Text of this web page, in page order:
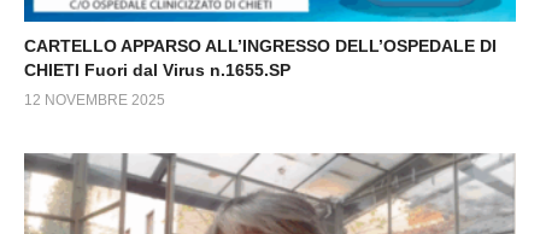
CARTELLO APPARSO ALL’INGRESSO DELL’OSPEDALE DI
CHIETI Fuori dal Virus n.1655.SP
12 NOVEMBRE 2025